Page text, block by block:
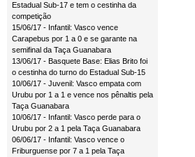
Estadual Sub-17 e tem o cestinha da
competição
15/06/17 - Infantil: Vasco vence
Carapebus por 1 a 0 e se garante na
semifinal da Taça Guanabara
13/06/17 - Basquete Base: Elias Brito foi
o cestinha do turno do Estadual Sub-15
10/06/17 - Juvenil: Vasco empata com
Urubu por 1 a 1 e vence nos pênaltis pela
Taça Guanabara
10/06/17 - Infantil: Vasco perde para o
Urubu por 2 a 1 pela Taça Guanabara
06/06/17 - Infantil: Vasco vence o
Friburguense por 7 a 1 pela Taça